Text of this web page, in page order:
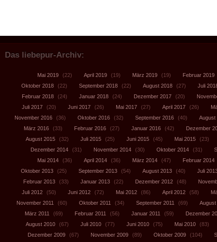
Das liebepur-Archiv:
Mai 2019 (22) April 2019 (19) März 2019 (19) Februar 2019
Oktober 2018
(22) September 2018 (22) August 2018 (27)
Juli
Februar 2018
(24) Januar 2018 (24) Dezember 2017 (20)
Juli 2017
(20) Juni 2017 (26) Mai 2017 (27) April 2017 (26)
November 2016
(36) Oktober 2016 (32) September 2016 (40)
August
März 2016
(33) Februar 2016 (27) Januar 2016 (42)
Dezember
August 2015
(32) Juli 2015 (25) Juni 2015 (45) Mai 2015
(23)
Dezember 2014
(31) November 2014 (30) Oktober 2014 (31)
Mai 2014
(36) April 2014 (36) März 2014 (47) Februar 2014
Oktober 2013
(25) September 2013 (54) August 2013 (40)
Juli
Februar 2013
(33) Januar 2013 (22) Dezember 2012 (48)
Juli 2012
(50) Juni 2012 (72) Mai 2012 (86) April 2012 (58)
November 2011
(60) Oktober 2011 (34) September 2011 (69)
August
März 2011
(69) Februar 2011 (56) Januar 2011 (59)
Dezember
August 2010
(67) Juli 2010 (77) Juni 2010 (75) Mai 2010
(83)
Dezember 2009
(67) November 2009 (89) Oktober 2009 (104)